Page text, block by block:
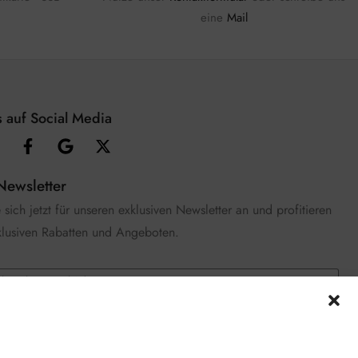
eine Mail
auf Social Media
jetzt für unseren exklusiven Newsletter an und profitieren
Rabatten und Angeboten.